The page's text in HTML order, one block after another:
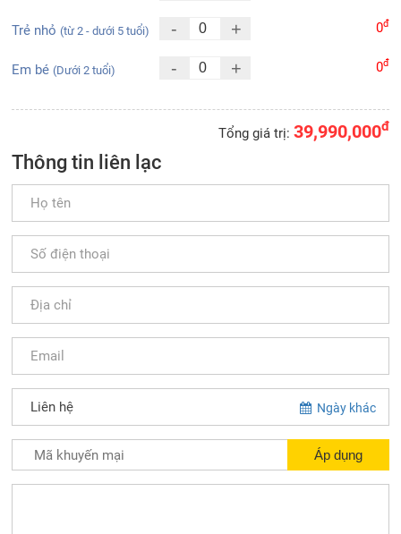
Trẻ nhỏ(từ 2 - dưới 5 tuổi) - + 0đ
Em bé(Dưới 2 tuổi) - + 0đ
Tổng giá trị: 39,990,000đ
Thông tin liên lạc
Ngày khác